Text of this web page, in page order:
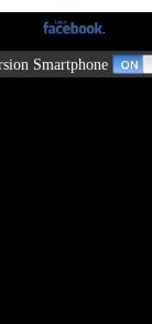
Smartphone